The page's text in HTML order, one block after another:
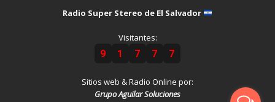
Radio Super Stereo de El Salvador
Visitantes:
9 1 7 7 7
Sitios web & Radio Online por:
Grupo Aguilar Soluciones